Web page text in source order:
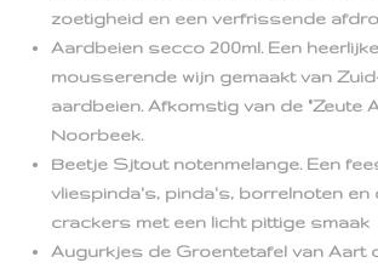
zoetigheid en een verfrissende
Aardbeien secco 200ml. Een
mousserende wijn gemaakt van
aardbeien. Afkomstig van de "Zeute
Noorbeek.
Beetje Sjtout notenmelange. Een
vliespinda's, pinda's, borrelnoten
crackers met een licht pittige smaak
Augurkjes de Groentetafel van Aart